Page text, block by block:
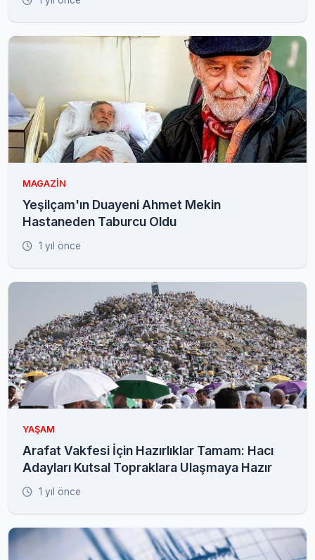
MAGAZIN
Yeşilçam'ın Duayeni Ahmet Mekin
Hastaneden Taburcu Oldu
1 yıl önce
YAŞAM
Arafat Vakfesi İçin Hazırlıklar Tamam: Hacı
Adayları Kutsal Topraklara Ulaşmaya Hazır
1 yıl önce